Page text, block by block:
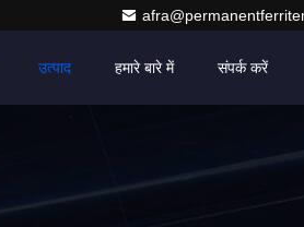
उत्पाद हमारे बारे में संपर्क करें